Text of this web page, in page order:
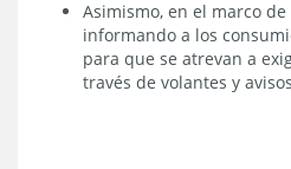
Asimismo, en el marco
informando a los
para que se atrevan a
través de volantes y